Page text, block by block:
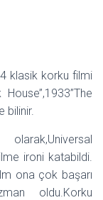
klasik korku filmi
bilinir.
ironi katabildi.
ona çok başarı
oldu.Korku